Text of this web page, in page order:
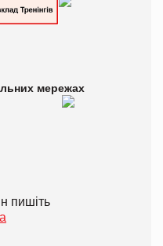
мережах
пишіть